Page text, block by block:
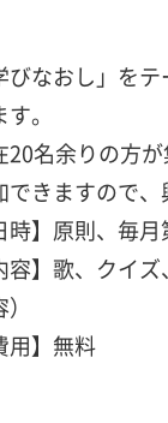
びなおし」を
。
20名余りの方
できますので、
時】原則、毎
容】歌、クイ
用】無料